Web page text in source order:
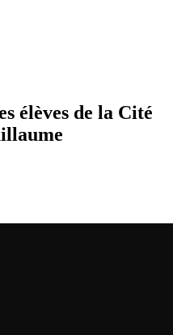
élèves de la Cité